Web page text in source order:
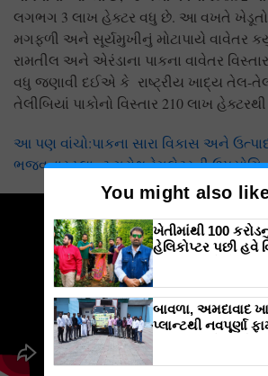
લગભગ 3 લાખ હેક્ટર વધુ છે. આ વખતે
મગફળી અને સૂર્યમુખીનું મોટાપાયે વાવેતર
રામતીલ અને એરંડાના પાકના વાવેતર
વધુ જણાવી દઈએ કે રાષ્ટ્રીય ખાદ્ય તેલ-
તેલીબિયાં પાકોનો વિસ્તાર 210 લાખ
આ પણ વાંચો:પાકના સારા વિકાસ અને
ભજવનાર પ્લાન્ટ ગ્રોથ રેગુલેટરની
You might also
ખેતીમાંથી 100
હેલિકોપ્ટર પછી હવે
બાવળા, અમદાવાદ
પ્લાન્ટથી નવપૂર્ણા